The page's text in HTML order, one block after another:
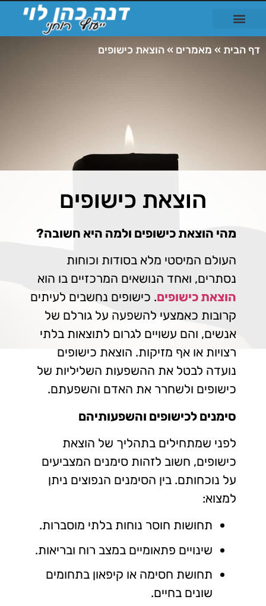
דף הבית » מאמרים »הוצאת כישופים
הוצאת כישופים
מהי הוצאת כישופים ולמה היא חשובה?
העולם המיסטי מלא בסודות וכוחות
נסתרים, ואחד הנושאים המרכזיים בו הוא
הוצאת כישופים. כישופים נחשבים לעיתים
קרובות כאמצעי להשפעה על גורלם של
אנשים, והם עשויים לגרום לתוצאות בלתי
רצויות או אף מזיקות. הוצאת כישופים
נועדה לבטל את ההשפעות השליליות של
כישופים ולשחרר את האדם והשפעתם.
סימנים לכישופים והשפעותיהם
לפני שמתחילים בתהליך של הוצאת
כישופים, חשוב לזהות סימנים המצביעים
על נוכחותם. בין הסימנים הנפוצים ניתן
למצוא:
תחושות חוסר נוחות בלתי מוסברות.
שינויים פתאומיים במצב רוח ובריאות.
תחושת חסימה או קיפאון בתחומים
שונים בחיים.